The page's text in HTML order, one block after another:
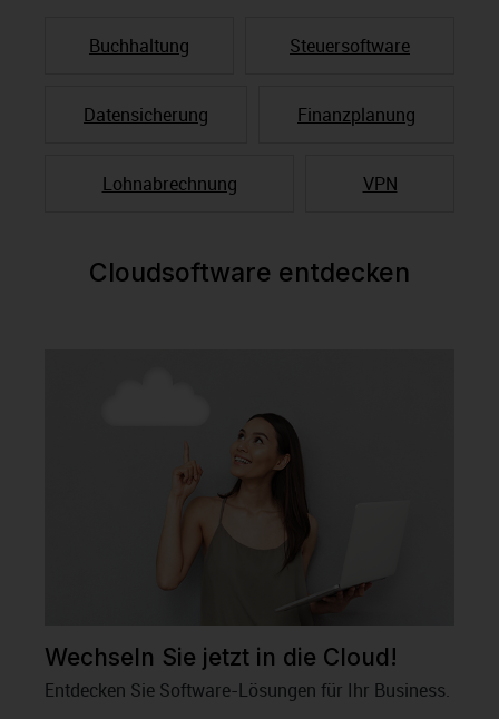
Buchhaltung Steuersoftware
Datensicherung Finanzplanung
Lohnabrechnung VPN
Cloudsoftware entdecken
Wechseln Sie jetzt in die Cloud!
Entdecken Sie Software-Lösungen für Ihr Business.